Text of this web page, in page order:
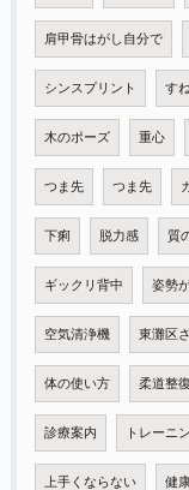
肩甲骨はがし自分で
シンスプリント す
木のポーズ 重心
つま先 つま先
下痢 脱力感 質
ギックリ背中 姿勢
空気清浄機 東灘区さ
体の使い方 柔道整
診療案内 トレーニ
上手くならない 健